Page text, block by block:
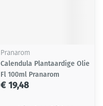
Pranarom
Calendula Plantaardige Olie
Fl 100ml Pranarom
€ 19,48